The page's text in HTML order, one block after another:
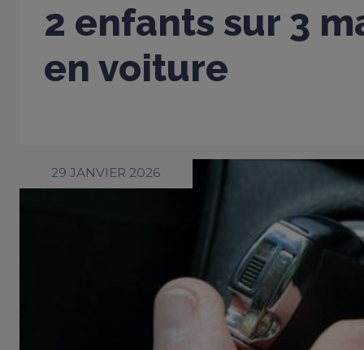
2 enfants sur 3
en voiture
29 JANVIER 2026